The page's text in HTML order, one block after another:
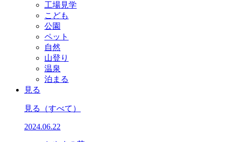
工場見学
こども
公園
ペット
自然
山登り
温泉
泊まる
見る
見る （すべて）
2024.06.22